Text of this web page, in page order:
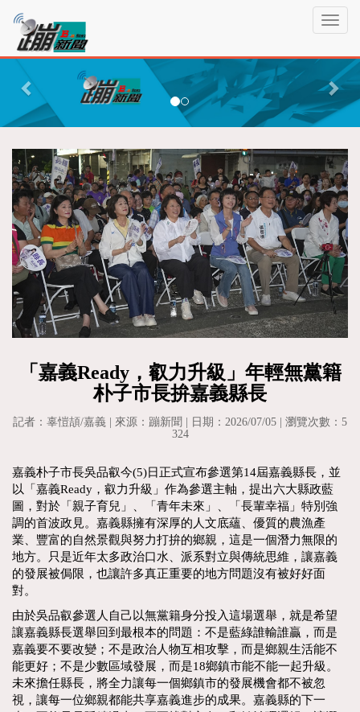
T
g
l
e
v
i
g
a
t
i
o
n
蹦
新
聞P
r
v
i
o
u
s
N
e
x
t
「嘉義Ready，叡力升級」年輕無黨籍
朴子市長拚嘉義縣長
記者：辜愷頡/嘉義 | 來源：蹦新聞 | 日期：2026/07/05 | 瀏覽次數：5
324
嘉義朴子市長吳品叡今(5)日正式宣布參選第14屆嘉義縣長，並
以「嘉義Ready，叡力升級」作為參選主軸，提出六大縣政藍
圖，對於「親子育兒」、「青年未來」、「長輩幸福」特別強
調的首波政見。嘉義縣擁有深厚的人文底蘊、優質的農漁產
業、豐富的自然景觀與努力打拚的鄉親，這是一個潛力無限的
地方。只是近年太多政治口水、派系對立與傳統思維，讓嘉義
的發展被侷限，也讓許多真正重要的地方問題沒有被好好面
對。
由於吳品叡參選人自己以無黨籍身分投入這場選舉，就是希望
讓嘉義縣長選舉回到最根本的問題：不是藍綠誰輸誰贏，而是
嘉義要不要改變；不是政治人物互相攻擊，而是鄉親生活能不
能更好；不是少數區域發展，而是18鄉鎮市能不能一起升級。
未來擔任縣長，將全力讓每一個鄉鎮市的發展機會都不被忽
視，讓每一位鄉親都能共享嘉義進步的成果。嘉義縣的下一